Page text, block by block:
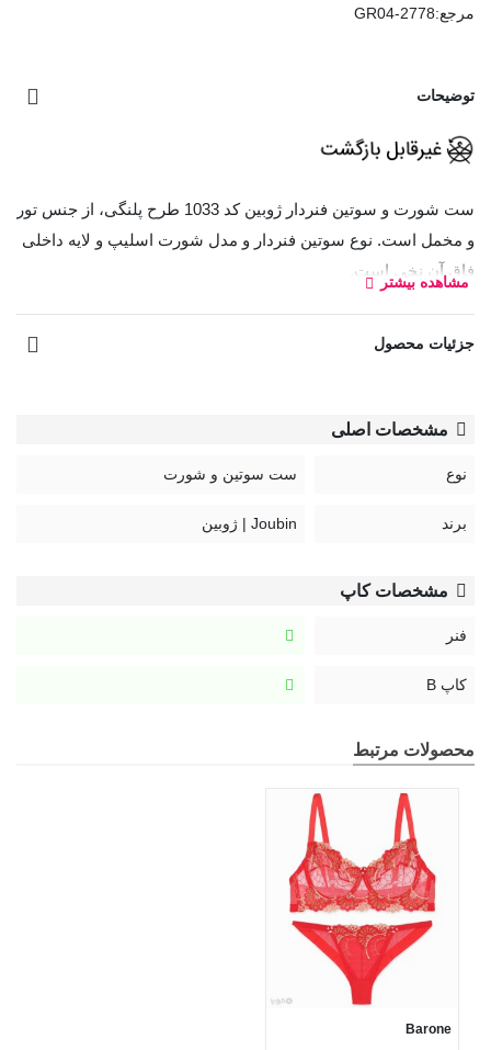
مرجع:GR04-2778
توضیحات
ست شورت و سوتین فنردار ژوبین کد 1033 طرح پلنگی، از جنس تور
و مخمل است. نوع سوتین فنردار و مدل شورت اسلیپ و لایه داخلی
فاق آن نخی است.
بند سوتین قابل تنظیم و غیر قابل جدا شدن
قزن سوتین: سه ردیف دو تایی
1033
مشاهده بیشتر
جزئیات محصول
مشخصات اصلی
نوع ست سوتین و شورت
برند Joubin | ژوبین
مشخصات کاپ
فنر
کاپ B
محصولات مرتبط
Barone